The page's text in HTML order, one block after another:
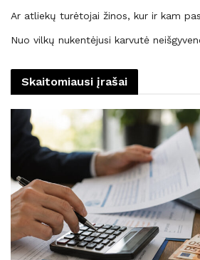
Ar atliekų turėtojai žinos, kur ir kam
Nuo vilkų nukentėjusi karvutė
Skaitomiausi įrašai